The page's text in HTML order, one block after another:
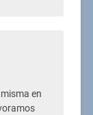
en